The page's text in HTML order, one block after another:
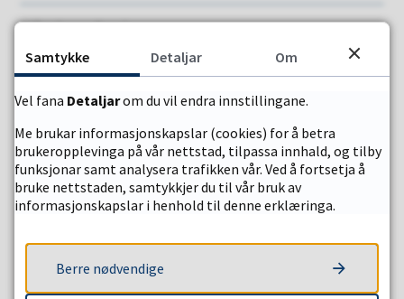
09.00 - 15.00
09.00 - 15.00
Samtykke Detaljar Om
Vel fana Detaljarom du vil endra innstillingane.
Me brukar informasjonskapslar (cookies) for å betra
brukeropplevinga på vår nettstad, tilpassa innhald, og tilby
funksjonar samt analysera trafikken vår. Ved å fortsetja å
bruke nettstaden, samtykkjer du til vår bruk av
informasjonskapslar i henhold til denne erklæringa.
Berre nødvendige